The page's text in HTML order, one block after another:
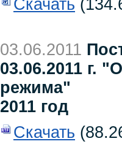
Скачать
03.06.2011
03.06.2011 г.
режима"
2011 год
Скачать